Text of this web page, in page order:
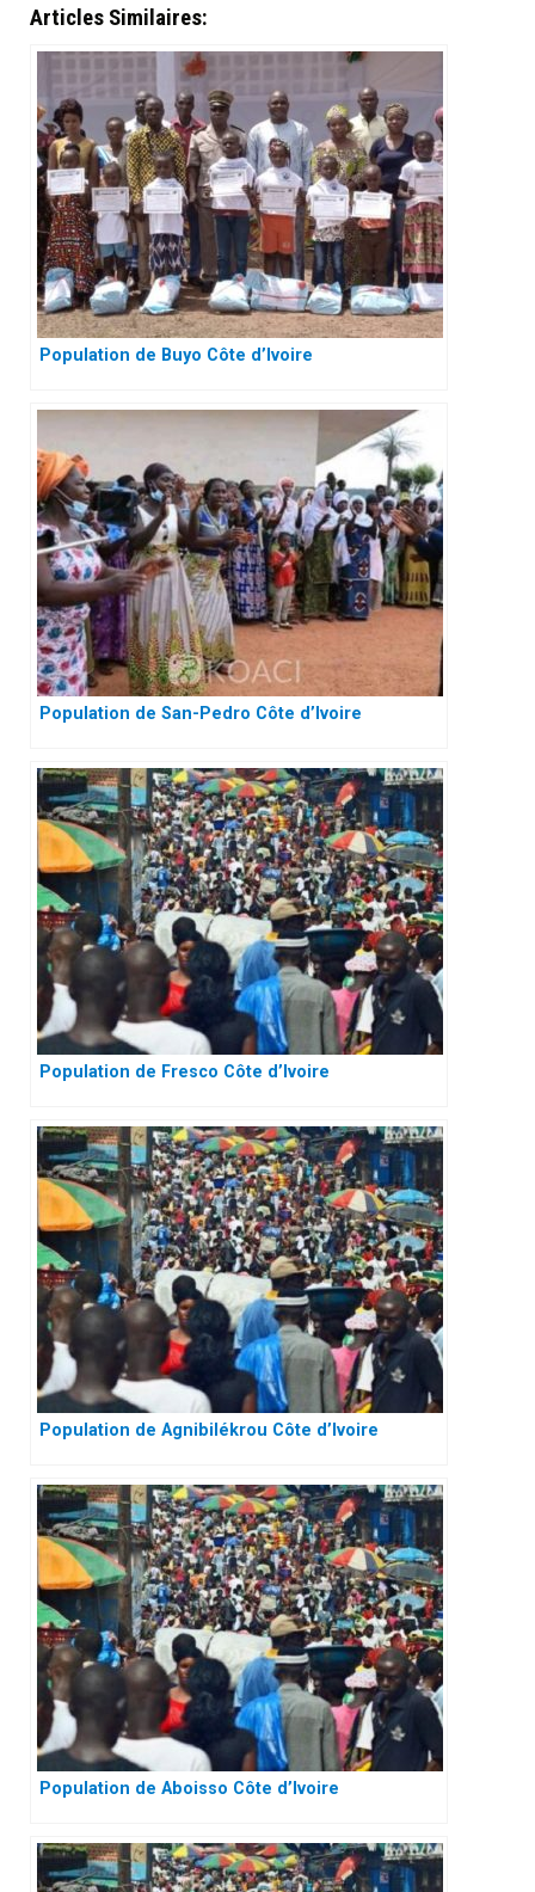
Articles Similaires:
Population de Buyo Côte d’Ivoire
Population de San-Pedro Côte d’Ivoire
Population de Fresco Côte d’Ivoire
Population de Agnibilékrou Côte d’Ivoire
Population de Aboisso Côte d’Ivoire